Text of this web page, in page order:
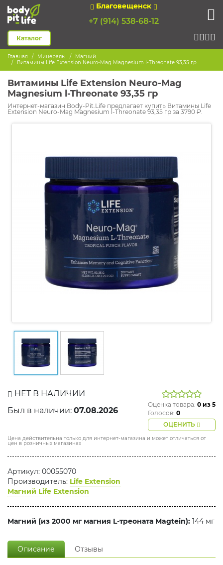
Благовещенск
+7 (914) 538-68-12
Каталог
Главная Минералы
Магний
Витамины Life Extension Neuro-Mag Magnesium l-Threonate 93,35 гр
Витамины Life Extension Neuro-Mag
Magnesium l-Threonate 93,35 гр
Интернет-магазин Body-Pit.Life предлагает купить Витамины Life
Extension Neuro-Mag Magnesium l-Threonate 93,35 гр за 3790 ₽.
НЕТ В НАЛИЧИИ
Был в наличии: 07.08.2026
Оценка товара: 0 из 5
Голосов: 0
ОЦЕНИТЬ
Цена действительна только для интернет-магазина и может отличаться от
цен в розничных магазинах
Артикул: 00055070
Производитель: Life Extension
Магний Life Extension
Магний (из 2000 мг магния L-треоната Magtein): 144 мг
Описание Отзывы